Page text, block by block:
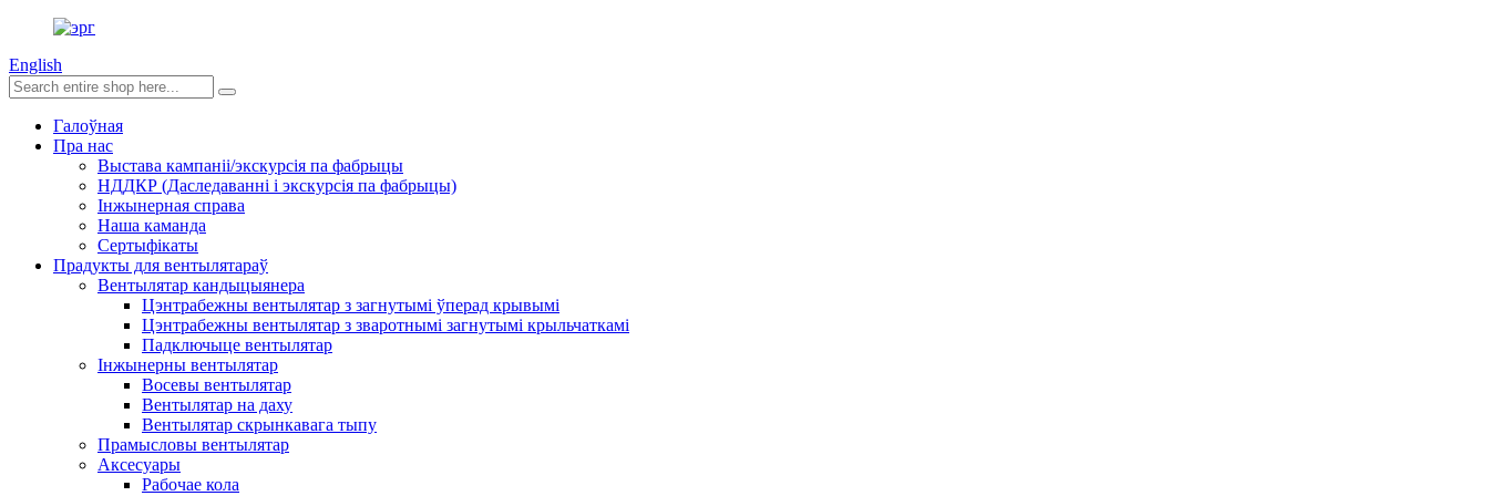
English
Галоўная
Пра нас
Выстава кампаніі/экскурсія па фабрыцы
НДДКР (Даследаванні і экскурсія па фабрыцы)
Інжынерная справа
Наша каманда
Сертыфікаты
Прадукты для вентылятараў
Вентылятар кандыцыянера
Цэнтрабежны вентылятар з загнутымі ўперад крывымі
Цэнтрабежны вентылятар з зваротнымі загнутымі крыльчаткамі
Падключыце вентылятар
Інжынерны вентылятар
Восевы вентылятар
Вентылятар на даху
Вентылятар скрынкавага тыпу
Прамысловы вентылятар
Аксесуары
Рабочае кола